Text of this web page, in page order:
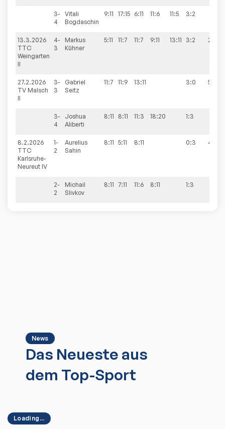
3-
4
Vitali
Bogdaschin
9:11 17:15 6:11 11:6 11:5 3:2
13.3.2026
TTC
Weingarten
II
4-
3
Markus
Kühner
5:11 11:7 11:7 9:11 13:11 3:2 2:9
27.2.2026
TV Malsch
II
3-
3
Gabriel
Seitz
11:7 11:9 13:11 3:0 5:9
3-
4
Joshua
Aliberti
8:11 8:11 11:3 18:20 1:3
8.2.2026
TTC
Karlsruhe-
Neureut IV
1-
2
Aurelius
Sahin
8:11 5:11 8:11 0:3 4:9
2-
2
Michail
Slivkov
8:11 7:11 11:6 8:11 1:3
News
Das Neueste aus
dem Top-Sport
Loading...